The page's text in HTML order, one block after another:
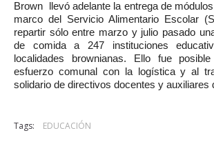
Brown llevó adelante la entrega de
marco del Servicio Alimentario Escolar
repartir sólo entre marzo y julio pasado
de comida a 247 instituciones
localidades brownianas. Ello fue
esfuerzo comunal con la logística y al
solidario de directivos docentes y auxiliares
Tags: EDUCACIÓN